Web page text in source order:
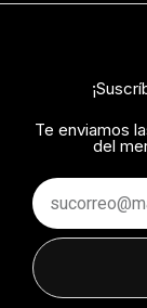
Te enviamos
del
Email